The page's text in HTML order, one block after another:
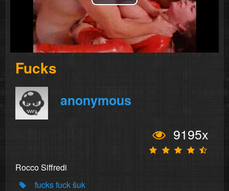
Play
Video
Fucks
anonymous
9195x
Rocco Siffredi
fucksfuckšuk